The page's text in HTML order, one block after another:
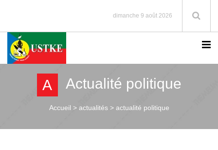
dimanche 9 août 2026
A Actualité politique
Accueil >actualités > actualité politique